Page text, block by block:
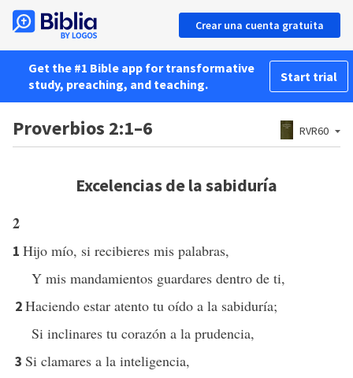
Crear una cuenta gratuita
Get the #1 Bible app for transformative
study, preaching, and teaching.
Start trial
Proverbios 2:1–6 RVR60
Excelencias de la sabiduría
2
1 Hijo mío, si recibieres mis palabras,
Y mis mandamientos guardares dentro de ti,
2Haciendo estar atento tu oído a la sabiduría;
Si inclinares tu corazón a la prudencia,
3 Si clamares a la inteligencia,